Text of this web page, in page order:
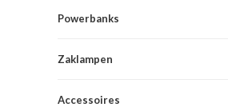
Powerbanks
Zaklampen
Accessoires